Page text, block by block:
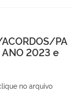
PA
ANO 2023 e
no arquivo